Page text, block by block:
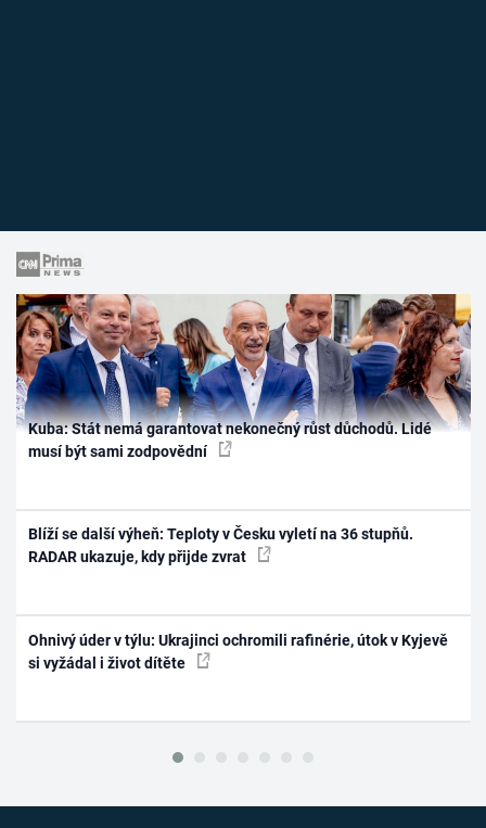
Kuba: Stát nemá garantovat nekonečný růst důchodů. Lidé
musí být sami zodpovědní
Blíží se další výheň: Teploty v Česku vyletí na 36 stupňů.
RADAR ukazuje, kdy přijde zvrat
Ohnivý úder v týlu: Ukrajinci ochromili rafinérie, útok v Kyjevě
si vyžádal i život dítěte